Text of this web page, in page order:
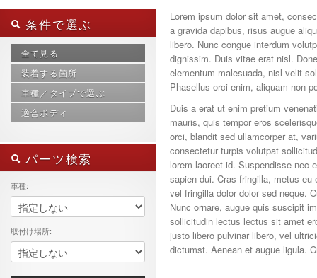
条件で選ぶ
全て見る
装着する箇所
インテリア
サイド（側面）
チューニングパーツ
フロント（前部）
リア（後部）
車種／タイプで選ぶ
smart 450 カブリオ
smart 451
smart フォーフォー
smart 全ヘッドライト対応
smart 卵型ライト
smart 涙目型ライト
スズキ キャリイ
ダイハツ ハイゼット
ダイハツ ハイゼット 21/12
MC後
適合ボディ
トラック
フォーツー K
フォーフォー
パーツ検索
車種:
取付け場所:
Lorem ipsum dolor sit amet,
a gravida dapibus, risus augue
libero. Nunc congue interdum
dignissim. Duis vitae erat nisl.
elementum malesuada, nisl velit
Phasellus orci enim, aliquam non
Duis a erat ut enim pretium
mauris, quis tempor eros
orci, blandit sed ullamcorper at,
consectetur turpis volutpat
lorem laoreet id. Suspendisse nec
sapien dui. Cras fringilla, metus
vel fringilla dolor dolor sed neque.
Nunc ornare, augue quis suscipit
sollicitudin lectus lectus sit amet
justo libero pulvinar libero, vel
dictumst. Aenean et augue ligula.